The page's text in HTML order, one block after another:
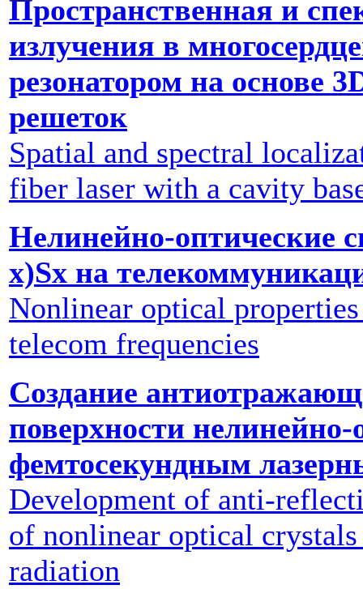
Пространственная и
излучения в
резонатором на основе
решеток
Spatial and spectral
fiber laser with a cavity
Нелинейно-оптические
x)Sx на
Nonlinear optical
telecom frequencies
Создание
поверхности
фемтосекундным
Development of anti-
of nonlinear optical
radiation